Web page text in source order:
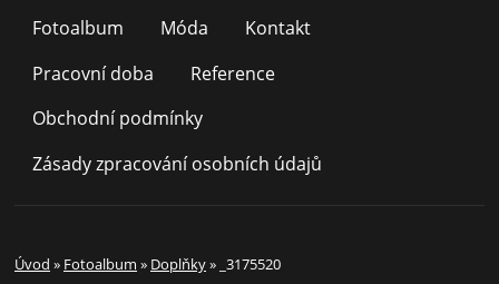
Fotoalbum
Móda
Kontakt
Pracovní doba
Reference
Obchodní podmínky
Zásady zpracování osobních údajů
Úvod » Fotoalbum » Doplňky» _3175520